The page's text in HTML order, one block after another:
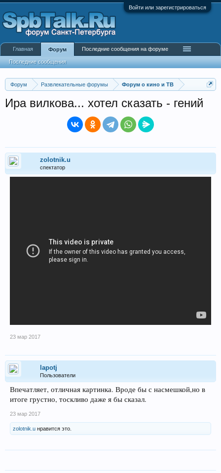
Войти или зарегистрироваться
Форум Развлекательные форумы Форум о кино и ТВ
Ира вилкова... хотел сказать - гений
zolotnik.u
спектатор
23 мар 2017
lapotj
Пользователи
Впечатляет, отличная картинка. Вроде бы с насмешкой,но в
итоге грустно, тоскливо даже я бы сказал.
23 мар 2017
zolotnik.u нравится это.
Главная Форум
Последние сообщения
Последние сообщения на форуме